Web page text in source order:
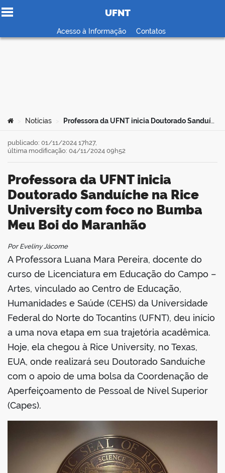
Ir para o conteúdo
UFNT
Acesso à Informação Contatos
Você está aqui:
Notícias Professora da UFNT inicia Doutorado Sanduíche na Rice University com foco no Bumba Meu Boi do Maranhão
Professora da UFNT inicia
Doutorado Sanduíche na Rice
University com foco no Bumba
Meu Boi do Maranhão
publicado: 01/11/2024 17h27,
última modificação: 04/11/2024 09h52
Por Eveliny Jácome
A Professora Luana Mara Pereira, docente do
curso de Licenciatura em Educação do Campo –
Artes, vinculado ao Centro de Educação,
Humanidades e Saúde (CEHS) da Universidade
Federal do Norte do Tocantins (UFNT), deu início
a uma nova etapa em sua trajetória acadêmica.
Hoje, ela chegou à Rice University, no Texas,
EUA, onde realizará seu Doutorado Sanduíche
com o apoio de uma bolsa da Coordenação de
Aperfeiçoamento de Pessoal de Nível Superior
(Capes).